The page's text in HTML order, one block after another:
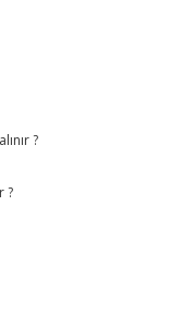
?
?